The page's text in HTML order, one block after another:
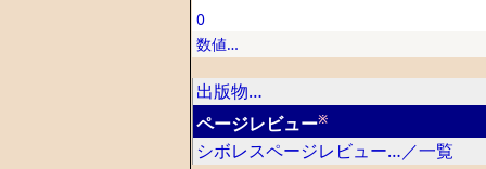
0
数値…
出版物…
ページレビュー※
シボレスページレビュー…／一覧